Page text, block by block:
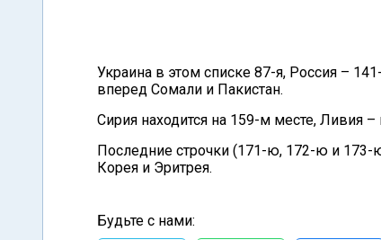
Украина в этом списке 87-я, Россия –
вперед Сомали и Пакистан.
Сирия находится на 159-м месте, Ливия
Последние строчки (171-ю, 172-ю и 173-
Корея и Эритрея.
Будьте с нами: